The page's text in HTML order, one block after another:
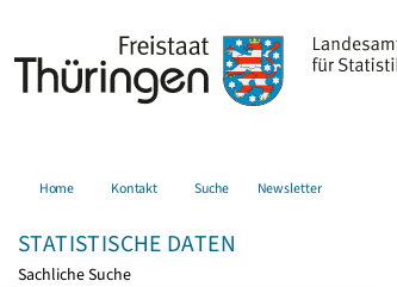
Home Kontakt Suche Newsletter
STATISTISCHE DATEN
Sachliche Suche